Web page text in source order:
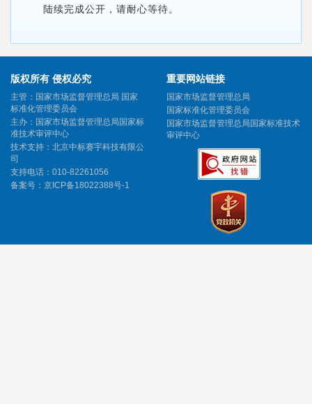
陆续完成公开，请耐心等待。
版权所有 侵权必究
主管：国家市场监督管理总局 国家
标准化管理委员会
主办：国家市场监督管理总局国家标
准技术审评中心
技术支持：北京中标赛宇科技有限公
司
支持电话：010-82261056
备案号： 京ICP备18022388号-1
重要网站链接
国家市场监督管理总局
国家标准化管理委员会
国家市场监督管理总局国家标准技术
审评中心